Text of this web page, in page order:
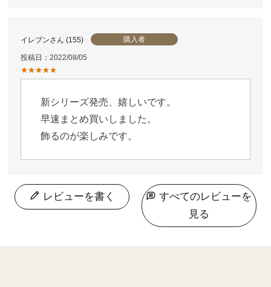
イレブン 155 購入者
投稿日 2022/08/05
新シリーズ発売、嬉しいです。
早速まとめ買いしました。
飾るのが楽しみです。
すべてのレビューを
見る
レビューを書く